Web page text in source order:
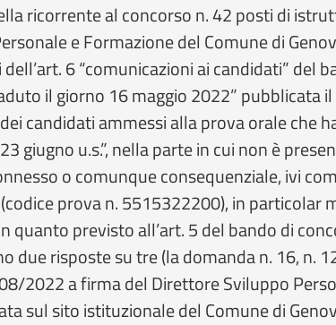
ricorrente al concorso n. 42 posti di
e Formazione del Comune di
6 “comunicazioni ai candidati” del
il giorno 16 maggio 2022”
candidati ammessi alla prova orale che
giugno u.s.”, nella parte in cui non è
o comunque consequenziale, ivi
prova n. 5515322200), in particolar
previsto all’art. 5 del bando di
risposte su tre (la domanda n. 16, n.
2022 a firma del Direttore Sviluppo
sul sito istituzionale del Comune di